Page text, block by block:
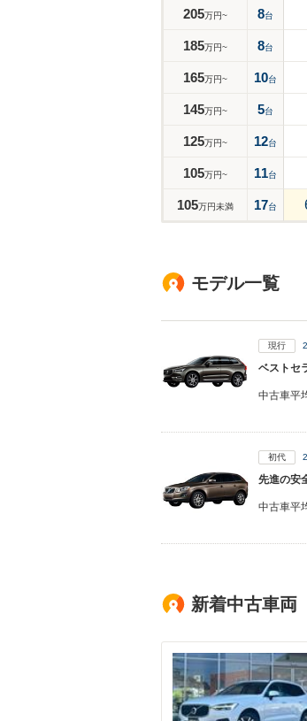
205万円~ 8台
185万円~ 8台
165万円~ 10台
145万円~ 5台
125万円~ 12台
105万円~ 11台
105万円未満 17台
モデル一覧
現行
ベストセ
中古車平
初代
先進の安
中古車平
新着中古車両